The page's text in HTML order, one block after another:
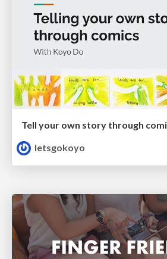
Tell your own story through
letsgokoyo